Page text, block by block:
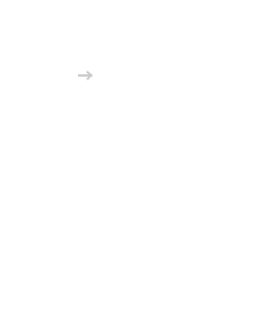
>>